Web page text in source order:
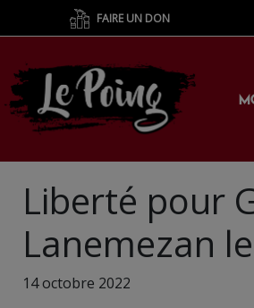
FAIRE UN DON
Liberté pour
Lanemezan
14 octobre 2022